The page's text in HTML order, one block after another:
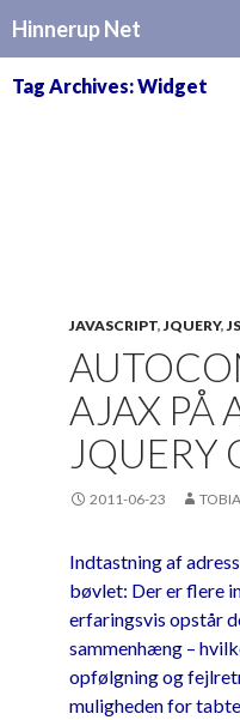
Hinnerup Net
CONTENT
Tag Archives: Widget
JAVASCRIPT,JQUERY,
AJAX PÅ
JQUERY
2011-06-23
Indtastning af
bøvlet: Der er flere
erfaringsvis opstår
sammenhæng –
opfølgning og
muligheden for